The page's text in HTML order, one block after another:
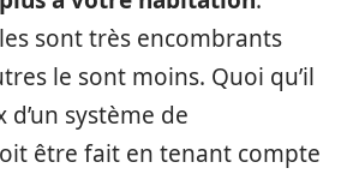
sont très encombrants
le sont moins. Quoi qu’il
système de
être fait en tenant compte